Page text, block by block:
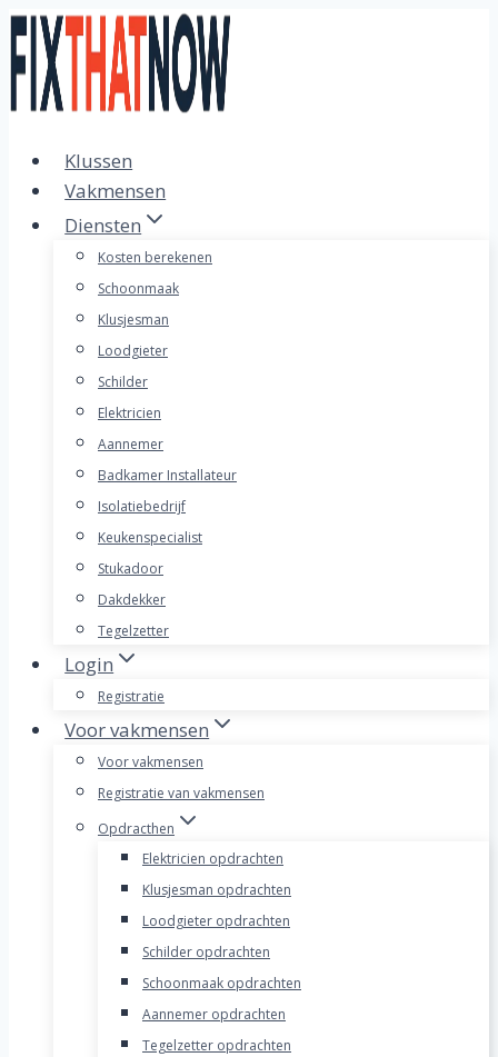
Doorgaan
naar
inhoud
Klussen
Vakmensen
Diensten
Kosten berekenen
Schoonmaak
Klusjesman
Loodgieter
Schilder
Elektricien
Aannemer
Badkamer Installateur
Isolatiebedrijf
Keukenspecialist
Stukadoor
Dakdekker
Tegelzetter
Login
Registratie
Voor vakmensen
Voor vakmensen
Registratie van vakmensen
Opdracthen
Elektricien opdrachten
Klusjesman opdrachten
Loodgieter opdrachten
Schilder opdrachten
Schoonmaak opdrachten
Aannemer opdrachten
Tegelzetter opdrachten